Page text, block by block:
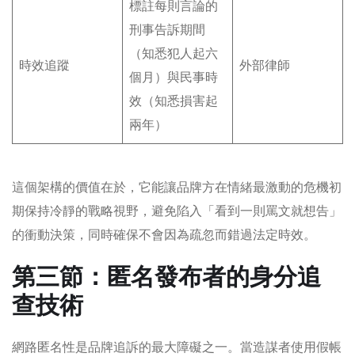
時效追蹤
標註每則言論的
刑事告訴期間
（知悉犯人起六
個月）與民事時
效（知悉損害起
兩年）
外部律師
這個架構的價值在於，它能讓品牌方在情緒最激動的危機初
期保持冷靜的戰略視野，避免陷入「看到一則罵文就想告」
的衝動決策，同時確保不會因為疏忽而錯過法定時效。
第三節：匿名發布者的身分追
查技術
網路匿名性是品牌追訴的最大障礙之一。當造謀者使用假帳